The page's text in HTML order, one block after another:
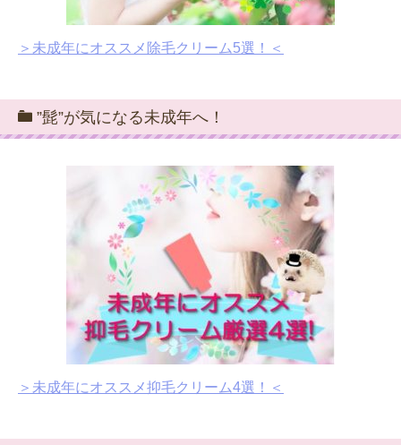
＞未成年にオススメ除毛クリーム5選！＜
”髭”が気になる未成年へ！
＞未成年にオススメ抑毛クリーム4選！＜